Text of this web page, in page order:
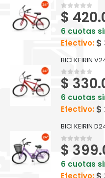
0out of 5
$
6 cuotas
Efectivo: $
BICI KEIRIN
0out of 5
$
6 cuotas
Efectivo: $
BICI KEIRIN
0out of 5
$
6 cuotas
Efectivo: